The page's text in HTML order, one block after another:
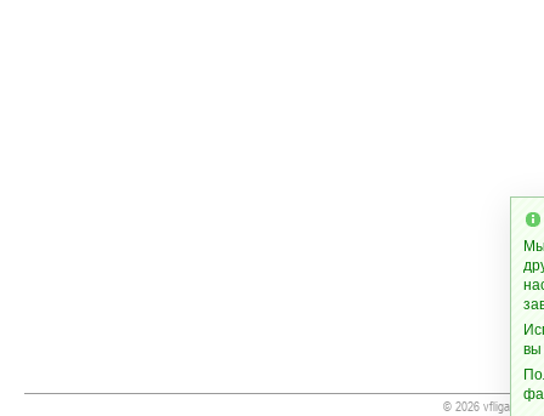
© 2026 vfliga.org
вы